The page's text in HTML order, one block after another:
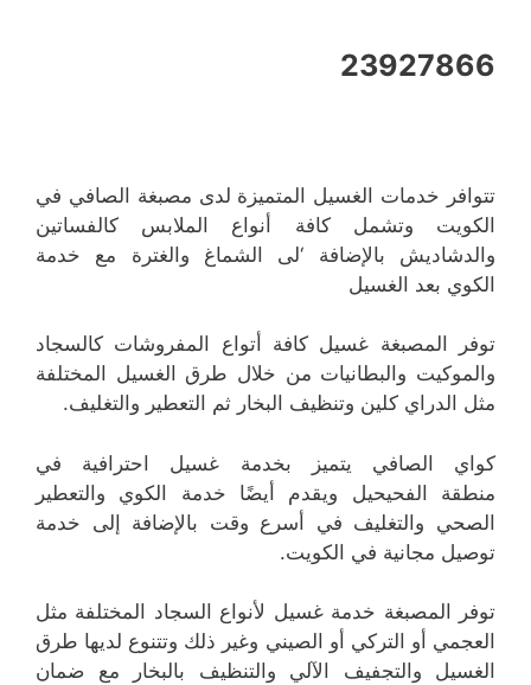
23927866
تتوافر خدمات الغسيل المتميزة لدى مصبغة الصافي في
الكويت وتشمل كافة أنواع الملابس كالفساتين
والدشاديش بالإضافة ‘لى الشماغ والغترة مع خدمة
الكوي بعد الغسيل
توفر المصبغة غسيل كافة أتواع المفروشات كالسجاد
والموكيت والبطانيات من خلال طرق الغسيل المختلفة
مثل الدراي كلين وتنظيف البخار ثم التعطير والتغليف.
كواي الصافي يتميز بخدمة غسيل احترافية في
منطقة الفحيحيل ويقدم أيضًا خدمة الكوي والتعطير
الصحي والتغليف في أسرع وقت بالإضافة إلى خدمة
توصيل مجانية في الكويت.
توفر المصبغة خدمة غسيل لأنواع السجاد المختلفة مثل
العجمي أو التركي أو الصيني وغير ذلك وتتنوع لديها طرق
الغسيل والتجفيف الآلي والتنظيف بالبخار مع ضمان